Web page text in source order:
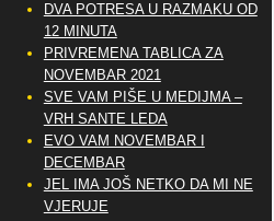
DVA POTRESA U RAZMAKU OD
12 MINUTA
PRIVREMENA TABLICA ZA
NOVEMBAR 2021
SVE VAM PIŠE U MEDIJMA –
VRH SANTE LEDA
EVO VAM NOVEMBAR I
DECEMBAR
JEL IMA JOŠ NETKO DA MI NE
VJERUJE